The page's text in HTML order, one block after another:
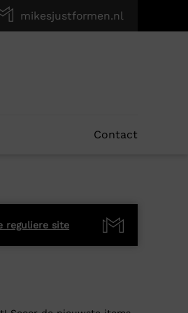
mikesjustformen.nl
Contact
reguliere site